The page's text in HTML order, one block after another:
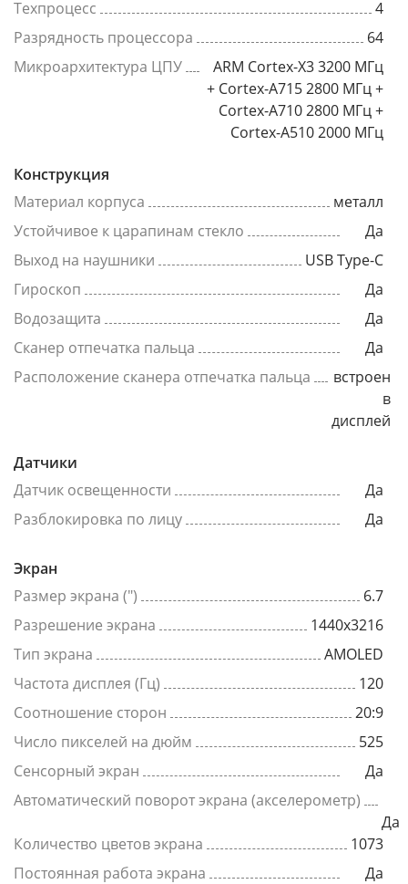
Техпроцесс
4
Разрядность процессора
64
Микроархитектура ЦПУ
ARM Cortex-X3 3200 МГц
+ Cortex-A715 2800 МГц +
Cortex-A710 2800 МГц +
Cortex-A510 2000 МГц
Конструкция
Материал корпуса
металл
Устойчивое к царапинам стекло
Да
Выход на наушники
USB Type-C
Гироскоп
Да
Водозащита
Да
Сканер отпечатка пальца
Да
Расположение сканера отпечатка пальца
встроен
в
дисплей
Датчики
Датчик освещенности
Да
Разблокировка по лицу
Да
Экран
Размер экрана (")
6.7
Разрешение экрана
1440x3216
Тип экрана
AMOLED
Частота дисплея (Гц)
120
Соотношение сторон
20:9
Число пикселей на дюйм
525
Сенсорный экран
Да
Автоматический поворот экрана (акселерометр)
Да
Количество цветов экрана
1073
Постоянная работа экрана
Да